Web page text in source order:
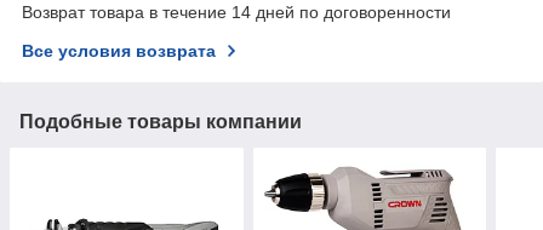
Возврат товара в течение 14 дней по договоренности
Все условия возврата
Подобные товары компании